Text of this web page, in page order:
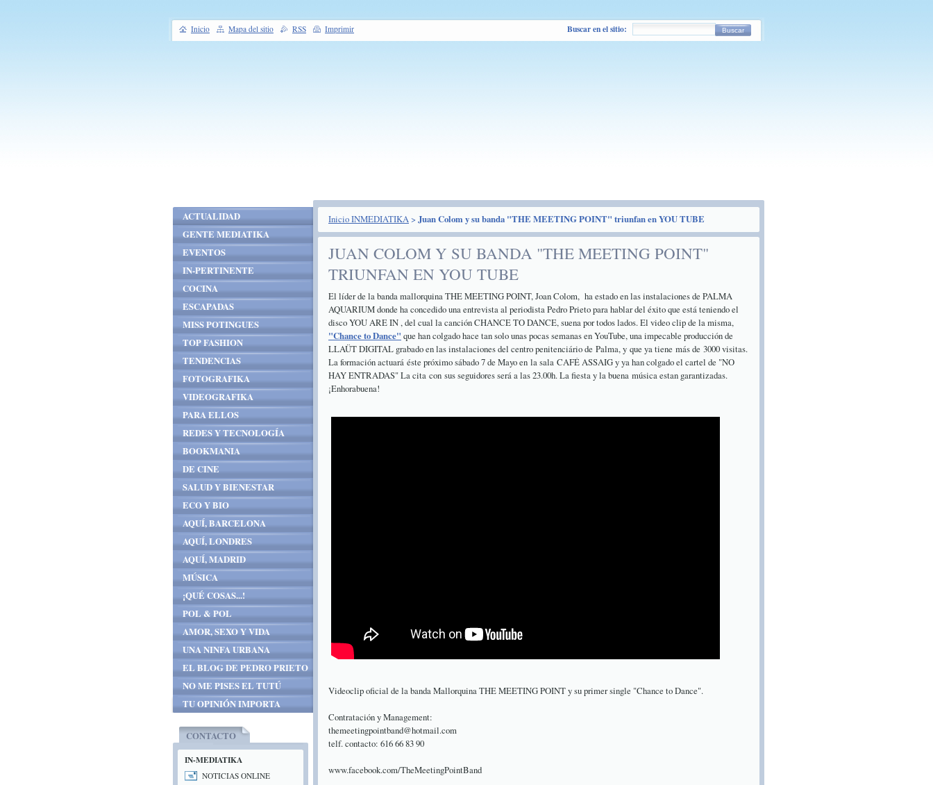
Inicio INMEDIATIKA> Juan Colom y su banda "THE MEETING POINT" triunfan en YOU TUBE
JUAN COLOM Y SU BANDA "THE MEETING POINT"
TRIUNFAN EN YOU TUBE
El líder de la banda mallorquina THE MEETING POINT, Joan Colom, ha estado en las instalaciones de PALMA
AQUARIUM donde ha concedido una entrevista al periodista Pedro Prieto para hablar del éxito que está teniendo el
disco YOU ARE IN , del cual la canción CHANCE TO DANCE, suena por todos lados. El video clip de la misma,
"Chance to Dance" que han colgado hace tan solo unas pocas semanas en YouTube, una impecable producción de
LLAÜT DIGITAL grabado en las instalaciones del centro penitenciário de Palma, y que ya tiene más de 3000 visitas.
La formación actuará éste próximo sábado 7 de Mayo en la sala CAFÉ ASSAIG y ya han colgado el cartel de "NO
HAY ENTRADAS" La cita con sus seguidores será a las 23.00h. La fiesta y la buena música estan garantizadas.
¡Enhorabuena!
Videoclip oficial de la banda Mallorquina THE MEETING POINT y su primer single "Chance to Dance".
Contratación y Management:
themeetingpointband@hotmail.com
telf. contacto: 616 66 83 90
www.facebook.com/TheMeetingPointBand
ACTUALIDAD
GENTE MEDIATIKA
EVENTOS
IN-PERTINENTE
COCINA
ESCAPADAS
MISS POTINGUES
TOP FASHION
TENDENCIAS
FOTOGRAFIKA
VIDEOGRAFIKA
PARA ELLOS
REDES Y TECNOLOGÍA
BOOKMANIA
DE CINE
SALUD Y BIENESTAR
ECO Y BIO
AQUÍ, BARCELONA
AQUÍ, LONDRES
AQUÍ, MADRID
MÚSICA
¡QUÉ COSAS...!
POL & POL
AMOR, SEXO Y VIDA
UNA NINFA URBANA
EL BLOG DE PEDRO PRIETO
NO ME PISES EL TUTÚ
TU OPINIÓN IMPORTA
CONTACTO
IN-MEDIATIKA
NOTICIAS ONLINE
Inicio Mapa del sitio RSS Imprimir Buscar en el sitio: Buscar